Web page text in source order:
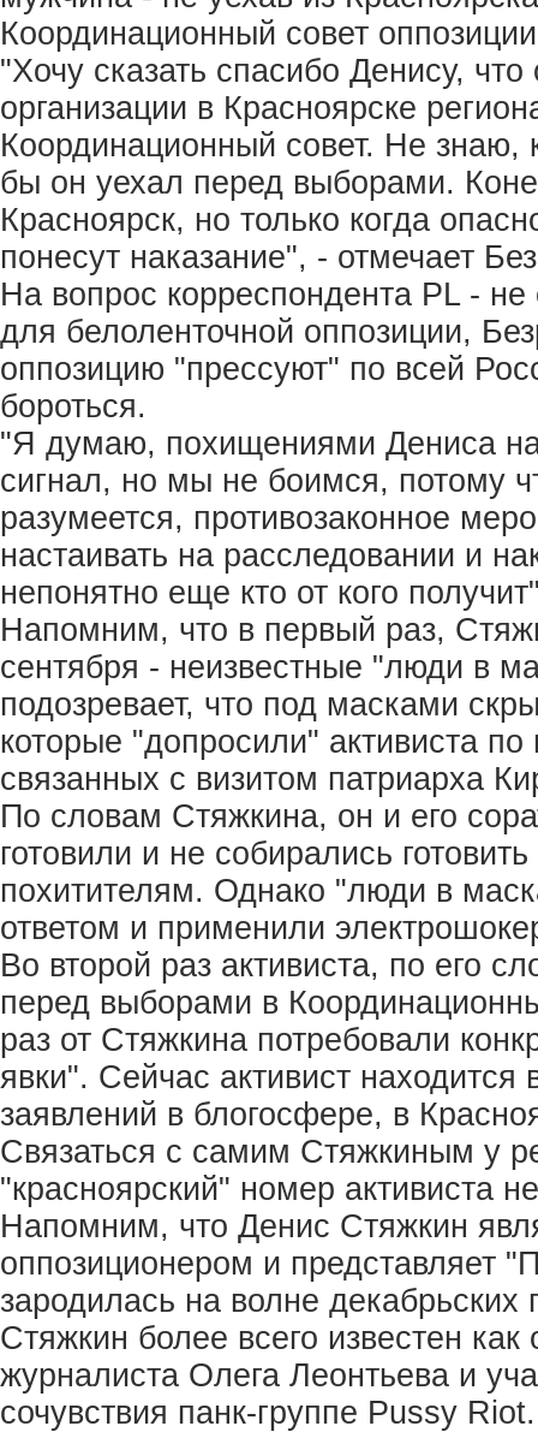
Координационный совет
"Хочу сказать спасибо Денису,
организации в Красноярске
Координационный совет. Не
бы он уехал перед выборами.
Красноярск, но только когда
понесут наказание", - отмечает
На вопрос корреспондента PL -
для белоленточной оппозиции,
оппозицию "прессуют" по всей
бороться.
"Я думаю, похищениями Дениса
сигнал, но мы не боимся, потому
разумеется, противозаконное
настаивать на расследовании и
непонятно еще кто от кого
Напомним, что в первый раз,
сентября - неизвестные "люди в
подозревает, что под масками
которые "допросили" активиста
связанных с визитом патриарха
По словам Стяжкина, он и его
готовили и не собирались
похитителям. Однако "люди в
ответом и применили
Во второй раз активиста, по его
перед выборами в
раз от Стяжкина потребовали
явки". Сейчас активист находится
заявлений в блогосфере, в
Связаться с самим Стяжкиным у
"красноярский" номер активиста
Напомним, что Денис Стяжкин
оппозиционером и представляет
зародилась на волне декабрьских
Стяжкин более всего известен как
журналиста Олега Леонтьева и
сочувствия панк-группе Pussy Riot.